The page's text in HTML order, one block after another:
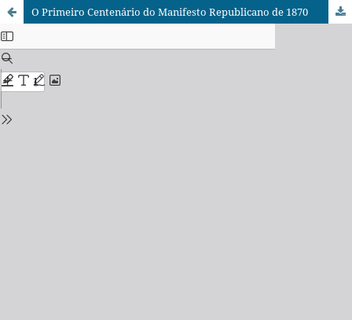
O Primeiro Centenário do Manifesto Republicano de 1870